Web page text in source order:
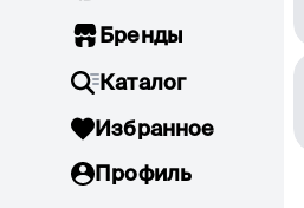
Бренды
Каталог
Избранное
Профиль